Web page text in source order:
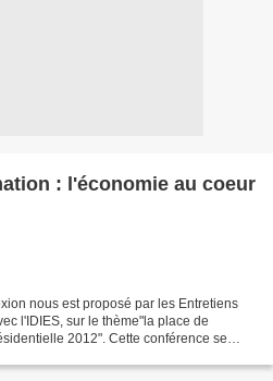
: l'économie au coeur
nous est proposé par les Entretiens
l'IDIES, sur le thème"la place de
2012". Cette conférence se